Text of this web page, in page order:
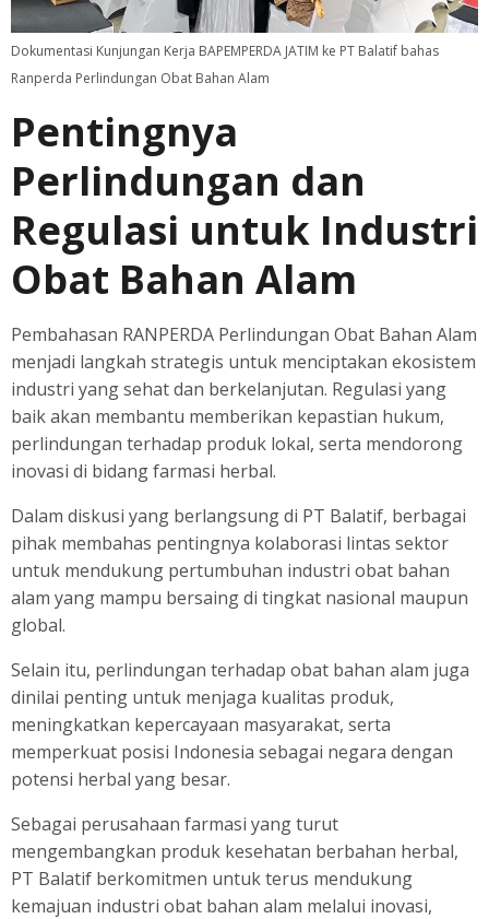
Dokumentasi Kunjungan Kerja BAPEMPERDA JATIM ke PT Balatif bahas
Ranperda Perlindungan Obat Bahan Alam
Pentingnya
Perlindungan dan
Regulasi untuk Industri
Obat Bahan Alam
Pembahasan RANPERDA Perlindungan Obat Bahan Alam
menjadi langkah strategis untuk menciptakan ekosistem
industri yang sehat dan berkelanjutan. Regulasi yang
baik akan membantu memberikan kepastian hukum,
perlindungan terhadap produk lokal, serta mendorong
inovasi di bidang farmasi herbal.
Dalam diskusi yang berlangsung di PT Balatif, berbagai
pihak membahas pentingnya kolaborasi lintas sektor
untuk mendukung pertumbuhan industri obat bahan
alam yang mampu bersaing di tingkat nasional maupun
global.
Selain itu, perlindungan terhadap obat bahan alam juga
dinilai penting untuk menjaga kualitas produk,
meningkatkan kepercayaan masyarakat, serta
memperkuat posisi Indonesia sebagai negara dengan
potensi herbal yang besar.
Sebagai perusahaan farmasi yang turut
mengembangkan produk kesehatan berbahan herbal,
PT Balatif berkomitmen untuk terus mendukung
kemajuan industri obat bahan alam melalui inovasi,